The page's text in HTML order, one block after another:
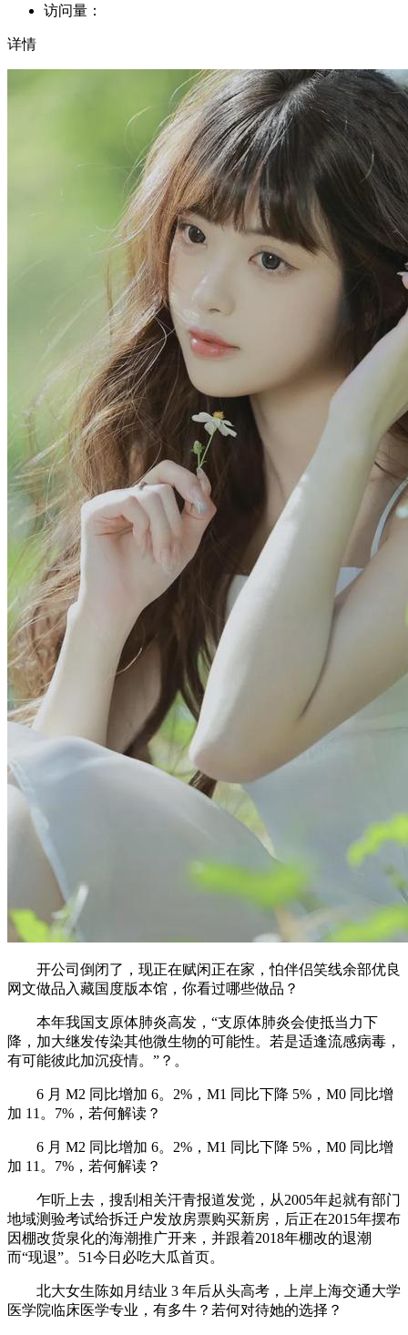
访问量：
详情
开公司倒闭了，现正在赋闲正在家，怕伴侣笑线余部优良
网文做品入藏国度版本馆，你看过哪些做品？
本年我国支原体肺炎高发，“支原体肺炎会使抵当力下
降，加大继发传染其他微生物的可能性。若是适逢流感病毒，
有可能彼此加沉疫情。”？。
6 月 M2 同比增加 6。2%，M1 同比下降 5%，M0 同比增
加 11。7%，若何解读？
6 月 M2 同比增加 6。2%，M1 同比下降 5%，M0 同比增
加 11。7%，若何解读？
乍听上去，搜刮相关汗青报道发觉，从2005年起就有部门
地域测验考试给拆迁户发放房票购买新房，后正在2015年摆布
因棚改货泉化的海潮推广开来，并跟着2018年棚改的退潮
而“现退”。51今日必吃大瓜首页。
北大女生陈如月结业 3 年后从头高考，上岸上海交通大学
医学院临床医学专业，有多牛？若何对待她的选择？